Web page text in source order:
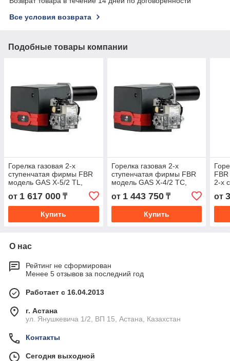
Все условия возврата
Подобные товары компании
Горелка газовая 2-х
ступенчатая фирмы FBR
модель GAS X-5/2 TL,
от 1 617 000 ₸
Купить
Горелка газовая 2-х
ступенчатая фирмы FBR
модель GAS X-4/2 TС,
от 1 443 750₸
Купить
2-х
от
О нас
Рейтинг не сформирован
Менее 5 отзывов за последний год
Работает с 16.04.2013
г. Астана
ул. Янушкевича 1/2, ВП 15, Астана, Казахстан
Контакты
Сегодня выходной